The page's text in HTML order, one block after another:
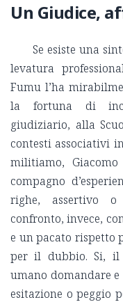
Un Giudice,
Se esiste una
levatura
Fumu l’ha
la fortuna di
giudiziario, alla
contesti associativi
militiamo,
compagno
righe, assertivo
confronto, invece,
e un pacato rispetto
per il dubbio. Si, il
umano domandare
esitazione o peggio